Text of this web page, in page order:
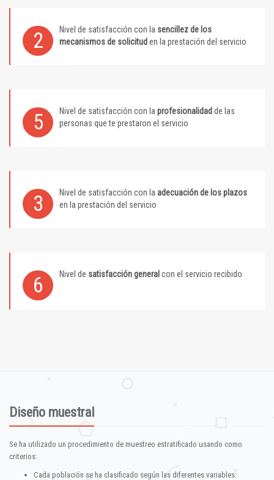
2 Nivel de satisfacción con la sencillez de los
mecanismos de solicitud en la prestación del servicio
5 Nivel de satisfacción con la profesionalidad de las
personas que te prestaron el servicio
3 Nivel de satisfacción con la adecuación de los plazos
en la prestación del servicio
6 Nivel de satisfacción general con el servicio recibido
Diseño muestral
Se ha utilizado un procedimiento de muestreo estratificado usando como
criterios:
Cada población se ha clasificado según las diferentes variables: